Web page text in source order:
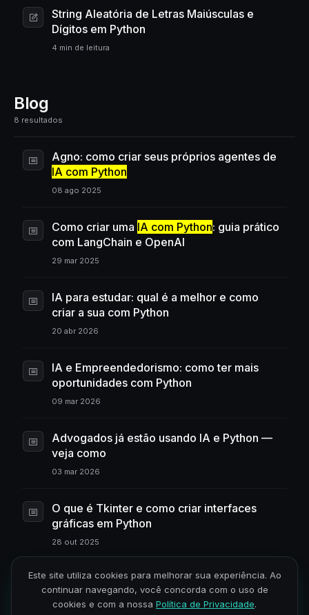
String Aleatória de Letras Maiúsculas e
Dígitos em Python
4 min de leitura
Blog
8 resultados
Agno: como criar seus próprios agentes de
IA com Python
08 ago 2025
Como criar uma IA com Python: guia prático
com LangChain e OpenAI
29 mar 2025
IA para estudar: qual é a melhor e como
criar a sua com Python
20 abr 2026
IA e Empreendedorismo: como ter mais
oportunidades com Python
09 mar 2026
Advogados já estão usando IA e Python —
veja como
03 mar 2026
O que é Tkinter e como criar interfaces
gráficas em Python
28 out 2025
Python para Web: como criar sites, APIs e
aplicações completas com frameworks
modernos
Este site utiliza cookies para melhorar sua experiência. Ao
continuar navegando, você concorda com o uso de
cookies e com a nossa Política de Privacidade.